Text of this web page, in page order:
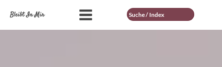
Bleibt In Mir Suche